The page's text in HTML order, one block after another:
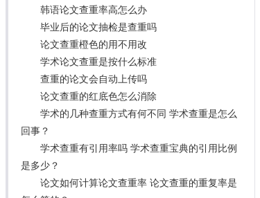
韩语论文查重率高怎么办
毕业后的论文抽检是查重吗
论文查重橙色的用不用改
学术论文查重是按什么标准
查重的论文会自动上传吗
论文查重的红底色怎么消除
学术的几种查重方式有何不同 学术查重是怎么
回事？
学术查重有引用率吗 学术查重宝典的引用比例
是多少？
论文如何计算论文查重率 论文查重的重复率是